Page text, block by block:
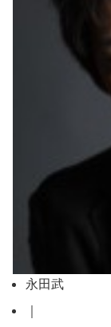
永田武
｜